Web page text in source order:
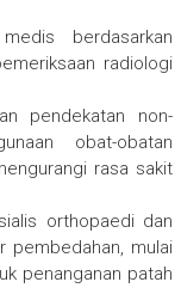
berdasarkan
radiologi
pendekatan non-
obat-obatan
rasa sakit
orthopaedi dan
pembedahan, mulai
penanganan patah